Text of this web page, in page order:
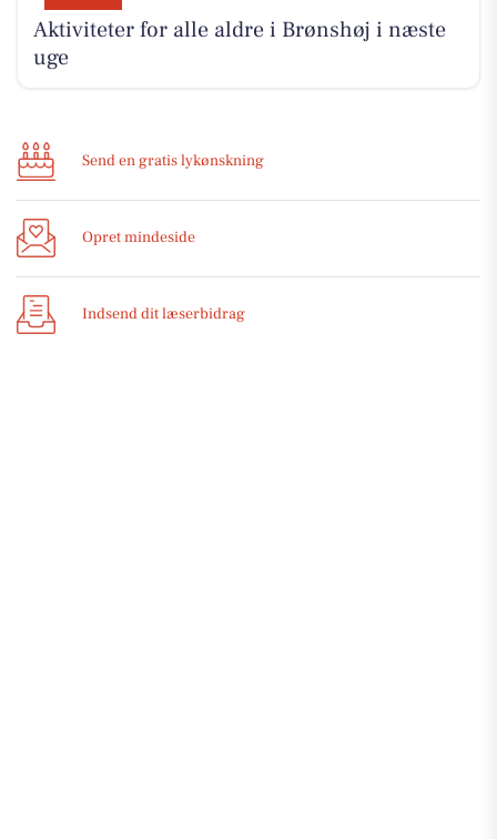
Aktiviteter for alle aldre i Brønshøj i næste
uge
Send en gratis lykønskning
Opret mindeside
Indsend dit læserbidrag